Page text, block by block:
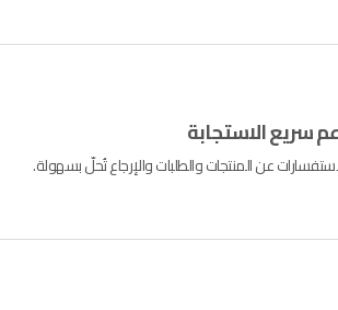
سريع الاستجابة
عن المنتجات والطلبات والإرجاع تُحلّ بسهولة.